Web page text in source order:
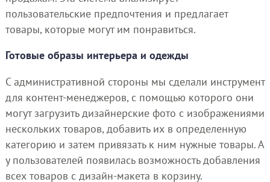
пользовательские предпочтения и предлагает
товары, которые могут им понравиться.
Готовые образы интерьера и одежды
С административной стороны мы сделали инструмент
для контент-менеджеров, с помощью которого они
могут загрузить дизайнерские фото с изображениями
нескольких товаров, добавить их в определенную
категорию и затем привязать к ним нужные товары. А
у пользователей появилась возможность добавления
всех товаров с дизайн-макета в корзину.